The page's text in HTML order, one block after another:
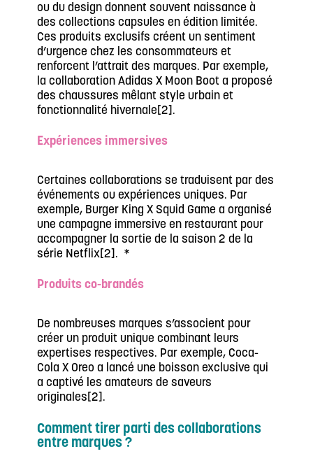
ou du design donnent souvent naissance à
des collections capsules en édition limitée.
Ces produits exclusifs créent un sentiment
d’urgence chez les consommateurs et
renforcent l’attrait des marques. Par exemple,
la collaboration Adidas X Moon Boot a proposé
des chaussures mêlant style urbain et
fonctionnalité hivernale[2].
Expériences immersives
Certaines collaborations se traduisent par des
événements ou expériences uniques. Par
exemple, Burger King X Squid Game a organisé
une campagne immersive en restaurant pour
accompagner la sortie de la saison 2 de la
série Netflix[2]. *
Produits co-brandés
De nombreuses marques s’associent pour
créer un produit unique combinant leurs
expertises respectives. Par exemple, Coca-
Cola X Oreo a lancé une boisson exclusive qui
a captivé les amateurs de saveurs
originales[2].
Comment tirer parti des collaborations
entre marques ?